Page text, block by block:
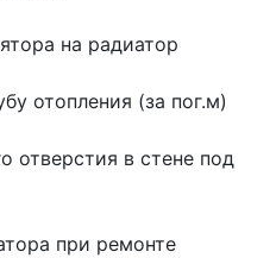
на радиатор
отопления (за пог.м)
отверстия в стене под
при ремонте